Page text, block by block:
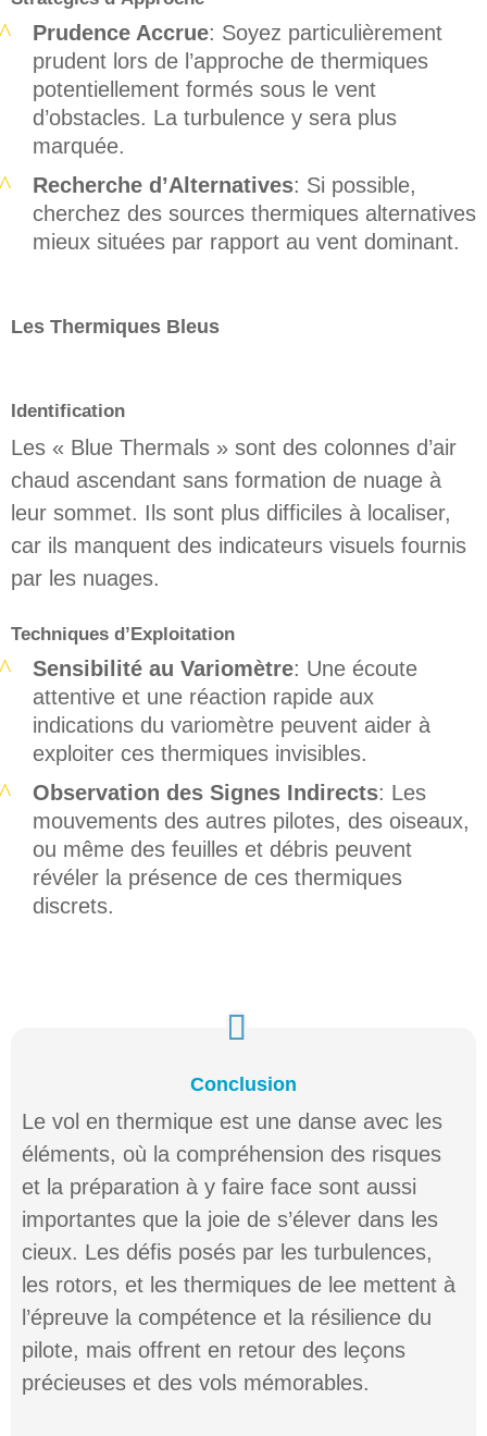
Prudence Accrue: Soyez particulièrement
prudent lors de l’approche de thermiques
potentiellement formés sous le vent
d’obstacles. La turbulence y sera plus
marquée.
Recherche d’Alternatives: Si possible,
cherchez des sources thermiques alternatives
mieux situées par rapport au vent dominant.
Les Thermiques Bleus
Identification
Les « Blue Thermals » sont des colonnes d’air
chaud ascendant sans formation de nuage à
leur sommet. Ils sont plus difficiles à localiser,
car ils manquent des indicateurs visuels fournis
par les nuages.
Techniques d’Exploitation
Sensibilité au Variomètre: Une écoute
attentive et une réaction rapide aux
indications du variomètre peuvent aider à
exploiter ces thermiques invisibles.
Observation des Signes Indirects: Les
mouvements des autres pilotes, des oiseaux,
ou même des feuilles et débris peuvent
révéler la présence de ces thermiques
discrets.
Conclusion
Le vol en thermique est une danse avec les
éléments, où la compréhension des risques
et la préparation à y faire face sont aussi
importantes que la joie de s’élever dans les
cieux. Les défis posés par les turbulences,
les rotors, et les thermiques de lee mettent à
l’épreuve la compétence et la résilience du
pilote, mais offrent en retour des leçons
précieuses et des vols mémorables.